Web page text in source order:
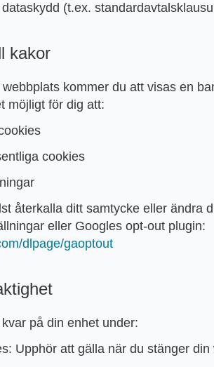
(t.ex.
kakor
kommer du att visas en
möjligt för dig att:
cookies
återkalla ditt samtycke eller ändra
eller Googles opt-out plugin:
dlpage/gaoptout
på din enhet under:
Upphör att gälla när du stänger din